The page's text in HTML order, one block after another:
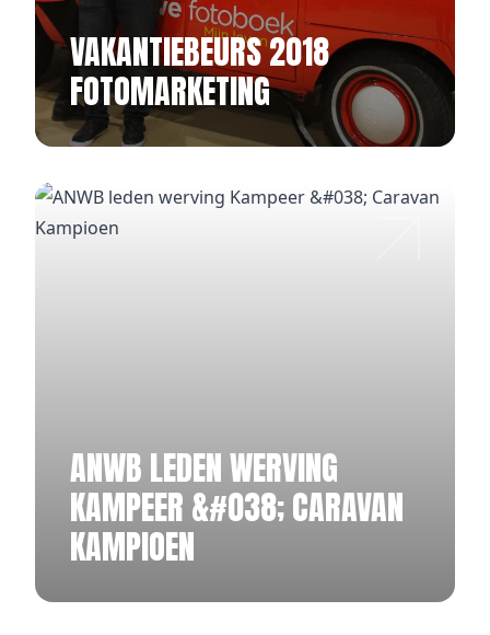
VAKANTIEBEURS 2018
FOTOMARKETING
ANWB LEDEN WERVING
KAMPEER &#038; CARAVAN
KAMPIOEN